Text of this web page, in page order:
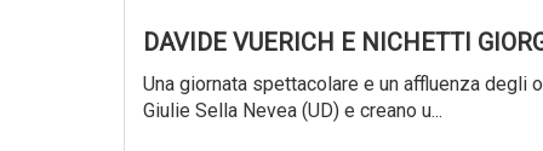
DAVIDE VUERICH E NICHETTI
Una giornata spettacolare e un affluenza
Giulie Sella Nevea (UD) e creano u...